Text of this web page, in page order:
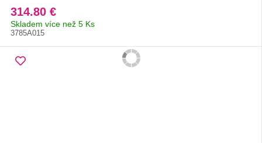
314.80 €
Skladem více než 5 Ks
3785A015